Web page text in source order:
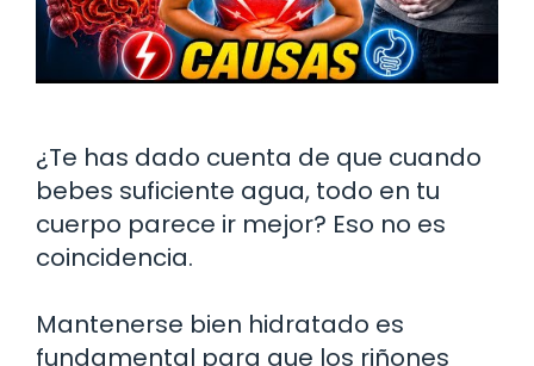
¿Te has dado cuenta de que cuando
bebes suficiente agua, todo en tu
cuerpo parece ir mejor? Eso no es
coincidencia.
Mantenerse bien hidratado es
fundamental para que los riñones